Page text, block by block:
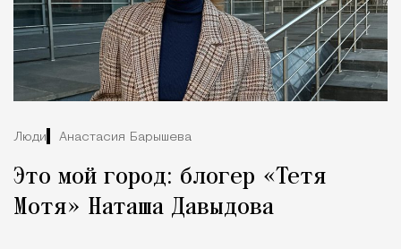
Люди Анастасия Барышева
Это мой город: блогер «Тетя
Мотя» Наташа Давыдова